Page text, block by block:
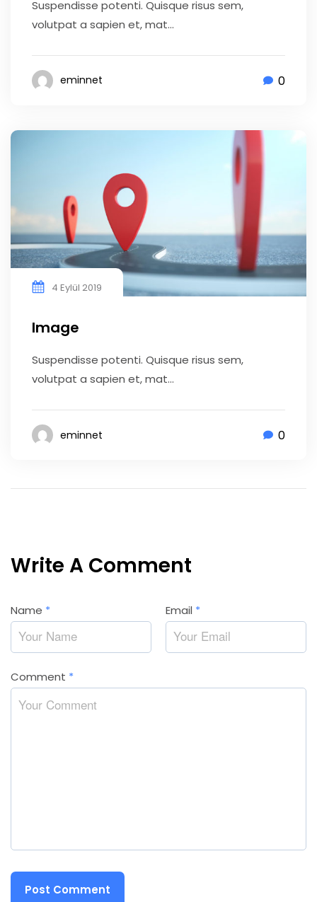
Suspendisse potenti. Quisque risus sem,
volutpat a sapien et, mat...
eminnet 0
4 Eylül 2019
Image
Suspendisse potenti. Quisque risus sem,
volutpat a sapien et, mat...
eminnet 0
Write A Comment
Name * Email *
Comment *